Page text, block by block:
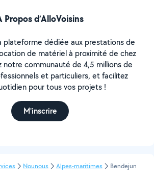
Propos d’AlloVoisins
plateforme dédiée aux prestations de
de matériel à proximité de chez
notre communauté de 4,5 millions de
et particuliers, et facilitez
pour tous vos projets !
M'inscrire
Nounous Alpes-maritimes Bendejun